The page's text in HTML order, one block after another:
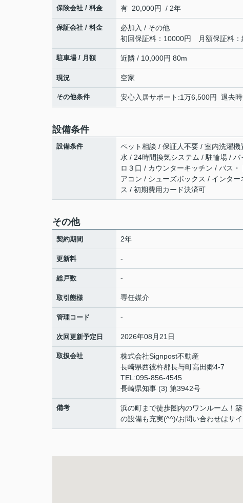
保険会社 / 料金 有 20,000円 / 2年
保証会社 / 料金
必加入 / その他
初回保証料：10000円 月額保証料：
駐車場 / 月額 近隣 / 10,000円 80m
現況 空家
その他条件 安心入居サポート:1万6,500円 退去
設備条件
設備条件
ペット相談 / 保証人不要 / 室内洗濯
水 / 24時間換気システム / 駐輪場 /
ロ３口 / カウンターキッチン / バス
アコン / シューズボックス / インタ
ス / 初期費用カード決済可
その他
契約期間 2年
更新料 -
総戸数 -
取引態様 専任媒介
管理コード -
次回更新予定日 2026年08月21日
取扱会社
株式会社Signpost不動産
長崎県西彼杵郡長与町高田郷4-7
TEL:095-856-4545
長崎県知事 (3) 第3942号
備考
浜の町まで徒歩圏内のワンルーム！
の設備も充実(^^)/お問い合わせはサ